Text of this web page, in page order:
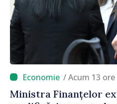
/ Acum 13 ore
Ministra Finanțelor